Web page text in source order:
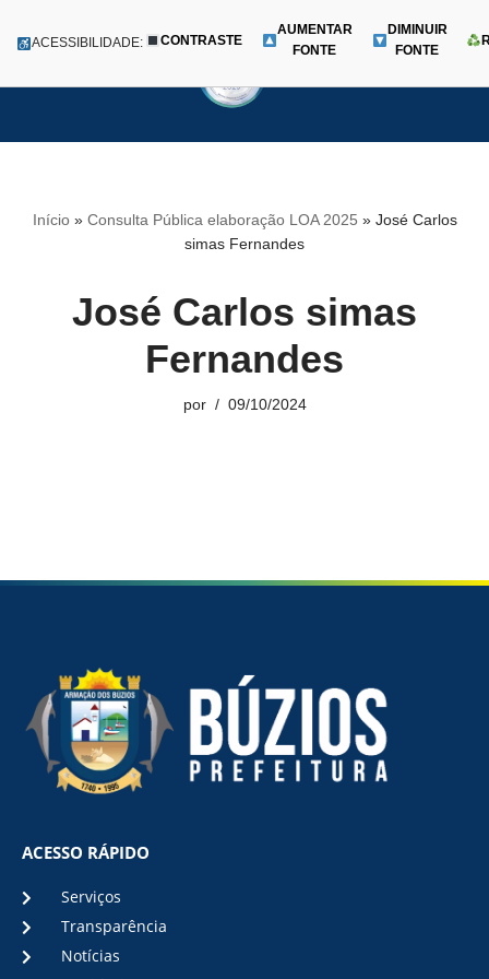
para
Menu
ACESSIBILIDADE: CONTRASTE
AUMENTAR
FONTE
DIMINUIR
FONTE
Início» Consulta Pública elaboração LOA 2025 » José Carlos
simas Fernandes
José Carlos simas
Fernandes
por 09/10/2024
ACESSO RÁPIDO
Serviços
Transparência
Notícias